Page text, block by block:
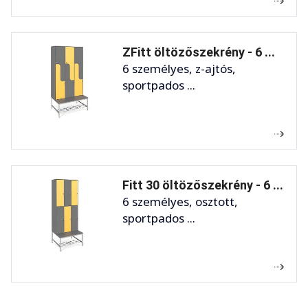
ZFitt öltözőszekrény - 6 ...
6 személyes, z-ajtós,
sportpados ...
Fitt 30 öltözőszekrény - 6 ...
6 személyes, osztott,
sportpados ...